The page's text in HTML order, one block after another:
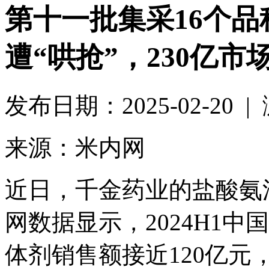
第十一批集采16个
遭“哄抢”，230亿市
发布日期：2025-02-20 |
来源：米内网
近日，千金药业的盐酸
网数据显示，2024H1中
体剂销售额接近120亿元